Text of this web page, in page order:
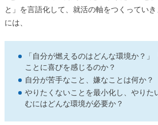
と」を言語化して、就活の軸をつくってい
には、
「自分が燃えるのはどんな環境か？」
ことに喜びを感じるのか？
自分が苦手なこと、嫌なことは何か？
やりたくないことを最小化し、やりた
むにはどんな環境が必要か？